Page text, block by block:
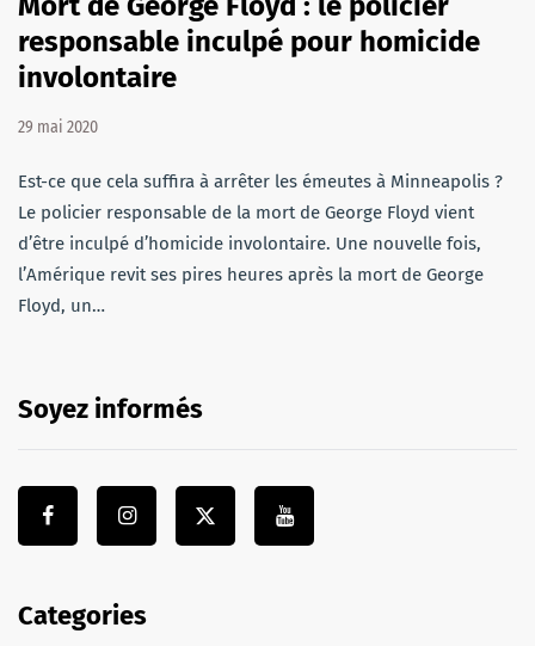
responsable inculpé pour homicide
involontaire
29 mai 2020
Est-ce que cela suffira à arrêter les émeutes à Minneapolis ?
Le policier responsable de la mort de George Floyd vient
d’être inculpé d’homicide involontaire. Une nouvelle fois,
l’Amérique revit ses pires heures après la mort de George
Floyd, un…
Soyez informés
Categories